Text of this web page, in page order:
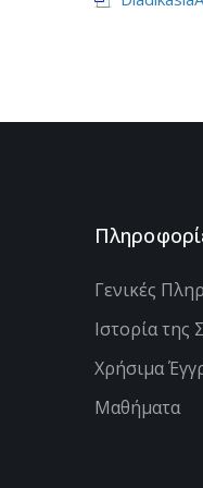
Γενικές
Ιστορία της
Χρήσιμα
Μαθήματα